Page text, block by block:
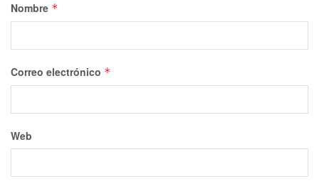
Nombre *
Correo electrónico *
Web